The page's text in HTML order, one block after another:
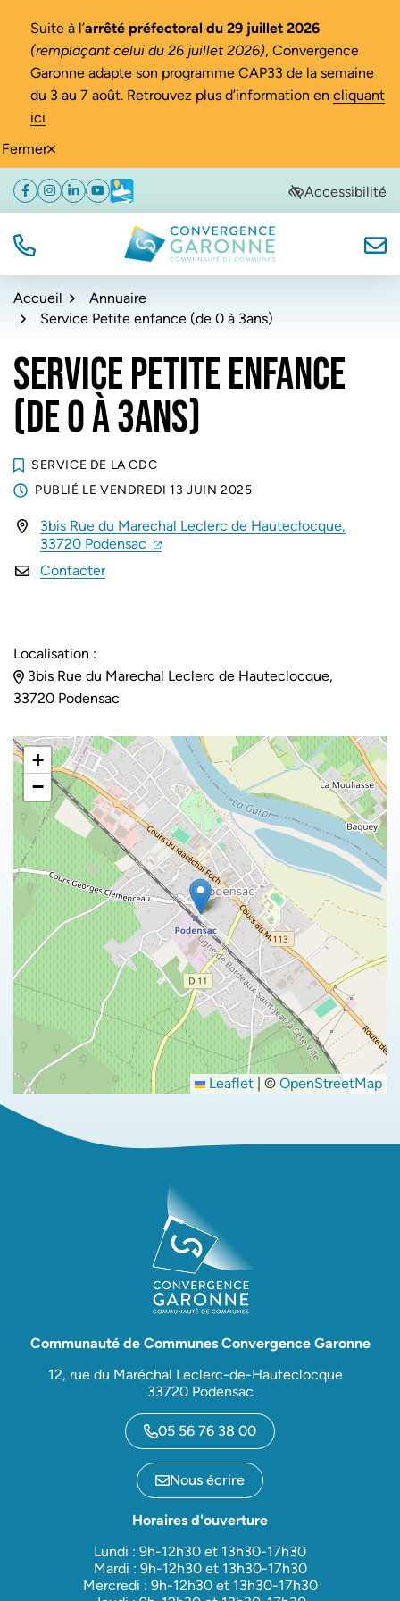
Fermer
Suite à l’arrêté préfectoral du 29 juillet 2026
(remplaçant celui du 26 juillet 2026), Convergence
Garonne adapte son programme CAP33 de la semaine
du 3 au 7 août. Retrouvez plus d’information en cliquant
ici
Aller
navigation
Aller
au
Aller
au
de
Facebook
(ouverture dans un nouvel onglet)
Instagram
(ouverture dans un nouvel onglet)
Linkedin
(ouverture dans un nouvel onglet)
YouTube
(ouverture dans un nouvel onglet)
Météo
(ouverture dans un nouvel onglet)Accessibilité
TÉL. Convergence Garonne
Accueil
Annuaire
Service Petite enfance (de 0 à 3ans)
SERVICE PETITE ENFANCE
(DE 0 À 3ANS)
SERVICE DE LA CDC
PUBLIÉ LE VENDREDI 13 JUIN 2025
INFOS UTILES
3bis Rue du Marechal Leclerc de Hauteclocque,
33720 Podensac (ouverture dans un nouvel onglet)
(ouverture dans un nouvel onglet)
Contacter
Localisation :
3bis Rue du Marechal Leclerc de Hauteclocque,
33720 Podensac
+
−
Leaflet | © OpenStreetMap
Communauté de Communes Convergence Garonne
12, rue du Maréchal Leclerc-de-Hauteclocque
33720 Podensac
05 56 76 38 00
Nous écrire
Horaires d'ouverture
Lundi : 9h-12h30 et 13h30-17h30
Mardi : 9h-12h30 et 13h30-17h30
Mercredi : 9h-12h30 et 13h30-17h30